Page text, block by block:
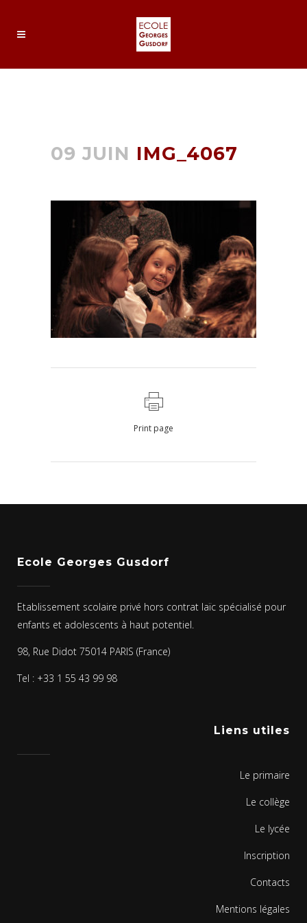
09 JUIN IMG_4067
Print page
Ecole Georges Gusdorf
Etablissement scolaire privé hors contrat laïc spécialisé pour
enfants et adolescents à haut potentiel.
98, Rue Didot 75014 PARIS (France)
Tel : +33 1 55 43 99 98
Liens utiles
Le primaire
Le collège
Le lycée
Inscription
Contacts
Mentions légales